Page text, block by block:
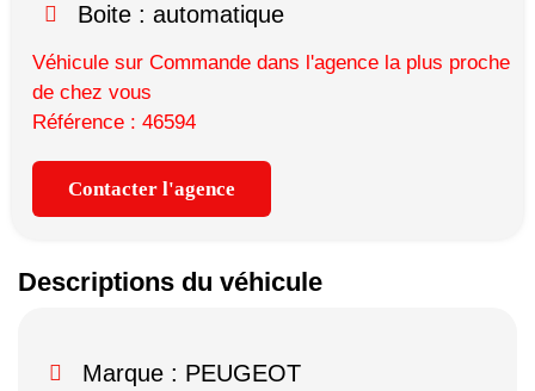
Boite : automatique
Véhicule sur Commande dans l'agence la plus proche
de chez vous
Référence : 46594
Contacter l'agence
Descriptions du véhicule
Marque : PEUGEOT